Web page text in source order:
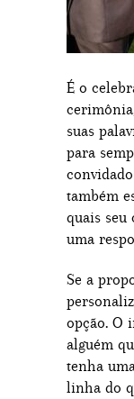
É o
suas
para
também
quais seu
uma
Se a
opção. O
alguém
tenha
linha do